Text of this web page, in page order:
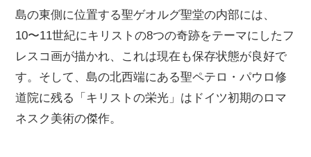
島の東側に位置する聖ゲオルグ聖堂の内部には、
10〜11世紀にキリストの8つの奇跡をテーマにしたフ
レスコ画が描かれ、これは現在も保存状態が良好で
す。そして、島の北西端にある聖ペテロ・パウロ修
道院に残る「キリストの栄光」はドイツ初期のロマ
ネスク美術の傑作。